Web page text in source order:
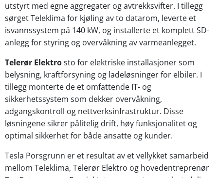
utstyrt med egne aggregater og avtrekksvifter. I tillegg
sørget Teleklima for kjøling av to datarom, leverte et
isvannssystem på 140 kW, og installerte et komplett SD-
anlegg for styring og overvåkning av varmeanlegget.
Telerør Elektrosto for elektriske installasjoner som
belysning, kraftforsyning og ladeløsninger for elbiler. I
tillegg monterte de et omfattende IT- og
sikkerhetssystem som dekker overvåkning,
adgangskontroll og nettverksinfrastruktur. Disse
løsningene sikrer pålitelig drift, høy funksjonalitet og
optimal sikkerhet for både ansatte og kunder.
Tesla Porsgrunn er et resultat av et vellykket samarbeid
mellom Teleklima, Telerør Elektro og hovedentreprenør